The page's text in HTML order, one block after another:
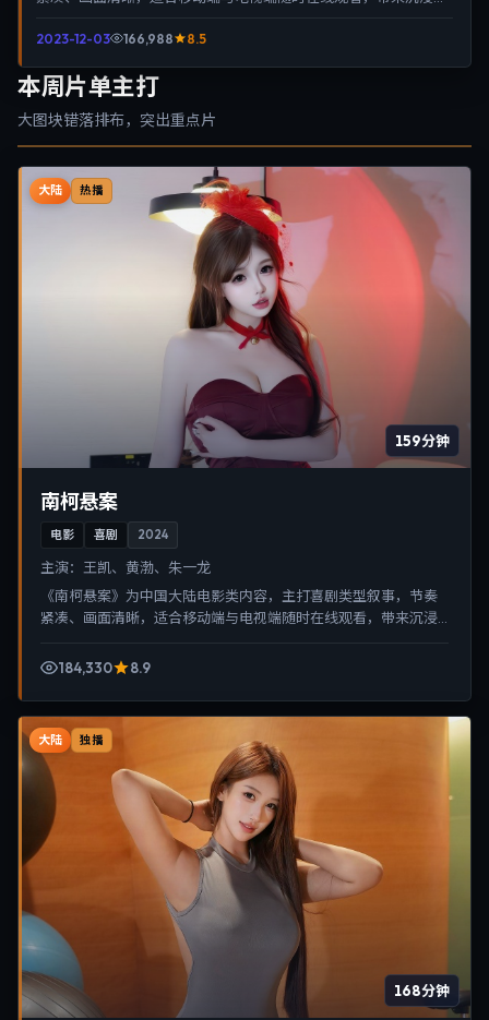
2023-12-03 166,988 8.5
本周片单主打
大图块错落排布，突出重点片
大陆 热播
159分钟
南柯悬案
电影 喜剧 2024
主演： 王凯、黄渤、朱一龙
《南柯悬案》为中国大陆电影类内容，主打喜剧类型叙事，节奏
紧凑、画面清晰，适合移动端与电视端随时在线观看，带来沉浸
184,330
8.9
大陆 独播
168分钟